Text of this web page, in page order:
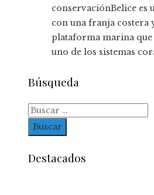
conservaciónBelice es
con una franja costera
plataforma marina que
uno de los sistemas
Búsqueda
Buscar:
Destacados